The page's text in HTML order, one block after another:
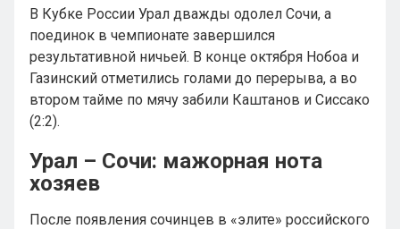
В Кубке России Урал дважды одолел Сочи, а
поединок в чемпионате завершился
результативной ничьей. В конце октября Нобоа и
Газинский отметились голами до перерыва, а во
втором тайме по мячу забили Каштанов и Сиссако
(2:2).
Урал – Сочи: мажорная нота
хозяев
После появления сочинцев в «элите» российского